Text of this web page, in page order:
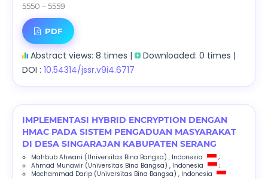
5550 – 5559
PDF
Abstract views: 8 times |
Downloaded: 0 times |
DOI : 10.54314/jssr.v9i4.6717
IMPLEMENTASI HYBRID ENCRYPTION DENGAN
HMAC PADA SISTEM PENGADUAN MASYARAKAT
DI DESA SINGARAJAN KABUPATEN SERANG
Mahbub Ahwani (Universitas Bina Bangsa) , Indonesia
;
Ahmad Munawir (Universitas Bina Bangsa) , Indonesia
;
Mochammad Darip (Universitas Bina Bangsa) , Indonesia